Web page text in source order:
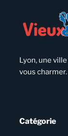
Lyon, une
vous charmer.
Catégorie